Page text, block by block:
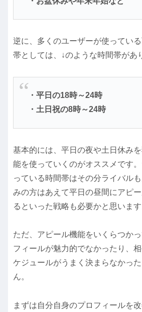
逆に、多くのユーザーが使ってい
帯としては、↓のような時間帯があ
・平日の18時～24時
・土日祝の8時～24時
基本的には、平日の夜や土日休み
能を使っていくのがオススメです
っている時間帯はその分ライバル
みの方はあえて平日の昼間にアピ
るといった戦略も必要かと思います
ただ、アピール機能をいくらつか
フィールが魅力的でなかったり、
ケジュールがうまく決まらなかっ
ん。
まずは自分自身のプロフィールを